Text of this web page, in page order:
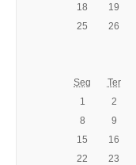
18
19
25
26
Seg Ter
1
2
8
9
15
16
22
23